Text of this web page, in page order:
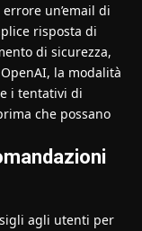
un’email di
risposta di
di sicurezza,
la modalità
i tentativi di
che possano
agli utenti per